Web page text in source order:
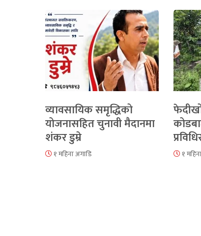
व्यावसायिक समृद्धिको
योजनासहित चुनावी मैदानमा
शंकर डुम्रे
१ महिना अगाडि १